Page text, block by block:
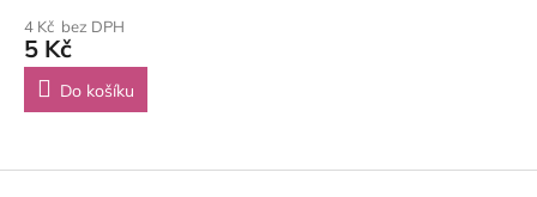
4 Kč bez DPH
5 Kč
Do košíku
Z